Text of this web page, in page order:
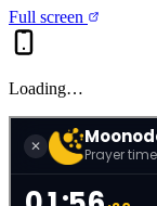
Full screen
Loading…